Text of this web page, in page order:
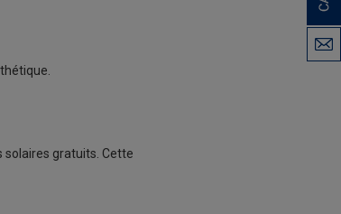
solaires gratuits. Cette